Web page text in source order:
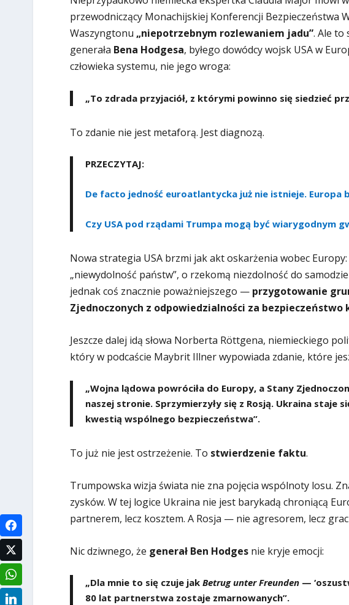
przewodniczący Monachijskiej Konferencji Bezpieczeństwa
Waszyngtonu „niepotrzebnym rozlewaniem jadu”. Ale to
generała Bena Hodgesa, byłego dowódcy wojsk USA w
człowieka systemu, nie jego wroga:
„To zdrada przyjaciół, z którymi powinno się siedzieć
To zdanie nie jest metaforą. Jest diagnozą.
PRZECZYTAJ:
De facto jedność euroatlantycka już nie istnieje. Europa
Czy USA pod rządami Trumpa mogą być wiarygodnym
Nowa strategia USA brzmi jak akt oskarżenia wobec
„niewydolność państw”, o rzekomą niezdolność do
jednak coś znacznie poważniejszego — przygotowanie
Zjednoczonych z odpowiedzialności za bezpieczeństwo
Jeszcze dalej idą słowa Norberta Röttgena, niemieckiego
który w podcaście Maybrit Illner wypowiada zdanie, które
„Wojna lądowa powróciła do Europy, a Stany
naszej stronie. Sprzymierzyły się z Rosją. Ukraina staje
kwestią wspólnego bezpieczeństwa”.
To już nie jest ostrzeżenie. To stwierdzenie faktu.
Trumpowska wizja świata nie zna pojęcia wspólnoty losu.
zysków. W tej logice Ukraina nie jest barykadą chroniącą
partnerem, lecz kosztem. A Rosja — nie agresorem, lecz
Nic dziwnego, że generał Ben Hodgesnie kryje emocji:
„Dla mnie to się czuje jak Betrug unter Freunden—
80 lat partnerstwa zostaje zmarnowanych”.